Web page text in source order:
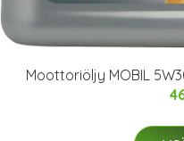
Moottoriöljy MOBIL